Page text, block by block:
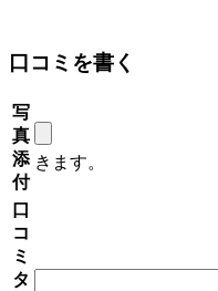
口コミを書く
写
真
添
付
きます。
口
コ
ミ
タ